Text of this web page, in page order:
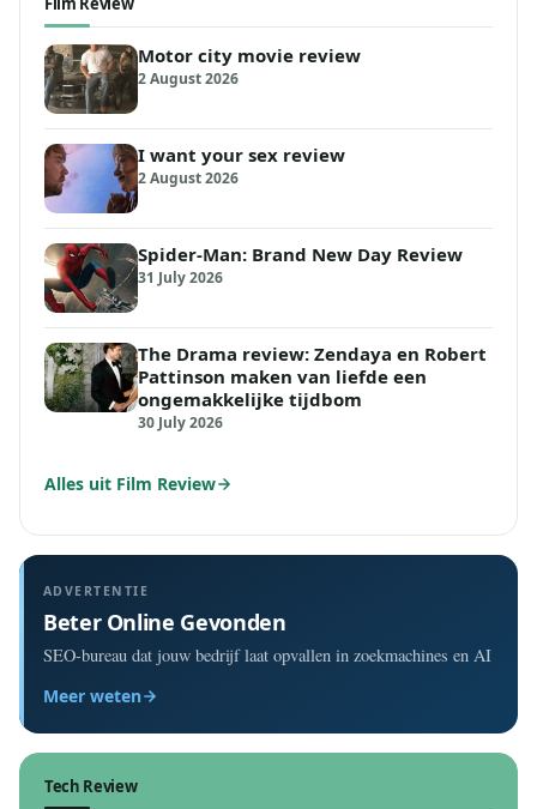
Motor city movie review
2 August 2026
I want your sex review
2 August 2026
Spider-Man: Brand New Day Review
31 July 2026
The Drama review: Zendaya en Robert
Pattinson maken van liefde een
ongemakkelijke tijdbom
30 July 2026
Alles uit Film Review
ADVERTENTIE
Beter Online Gevonden
SEO-bureau dat jouw bedrijf laat opvallen in zoekmachines en AI
Meer weten
Tech Review